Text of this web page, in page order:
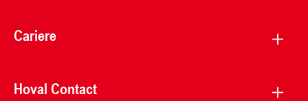
Cariere
Hoval Contact